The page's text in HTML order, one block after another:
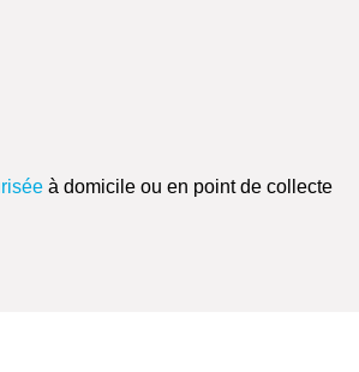
à domicile ou en point de collecte